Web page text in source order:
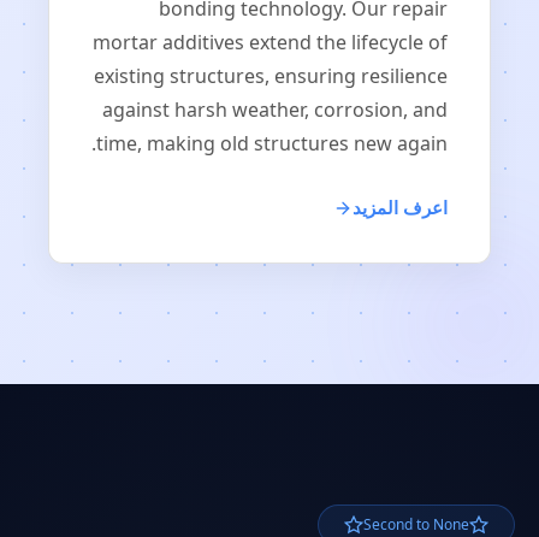
bonding technology. Our repair
mortar additives extend the lifecycle of
existing structures, ensuring resilience
against harsh weather, corrosion, and
time, making old structures new again.
اعرف المزيد
Second to None